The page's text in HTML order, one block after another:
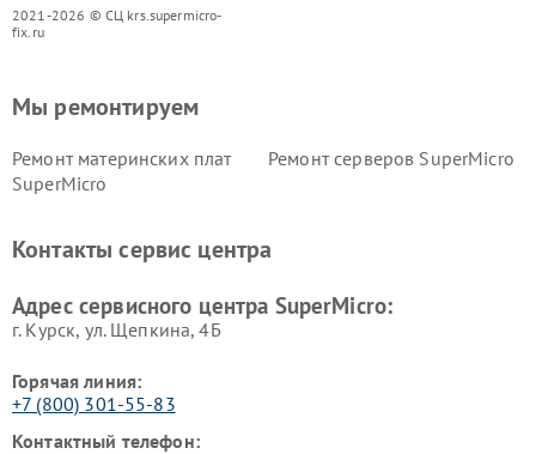
2021-2026 © СЦ krs.supermicro-
fix.ru
Мы ремонтируем
Ремонт материнских плат
SuperMicro
Ремонт серверов SuperMicro
Контакты сервис центра
Адрес сервисного центра SuperMicro:
г. Курск, ул. Щепкина, 4Б
Горячая линия:
+7 (800) 301-55-83
Контактный телефон: